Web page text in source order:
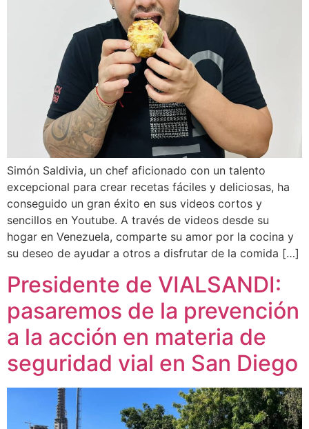
Simón Saldivia, un chef aficionado con un talento
excepcional para crear recetas fáciles y deliciosas, ha
conseguido un gran éxito en sus videos cortos y
sencillos en Youtube. A través de videos desde su
hogar en Venezuela, comparte su amor por la cocina y
su deseo de ayudar a otros a disfrutar de la comida […]
Presidente de VIALSANDI:
pasaremos de la prevención
a la acción en materia de
seguridad vial en San Diego